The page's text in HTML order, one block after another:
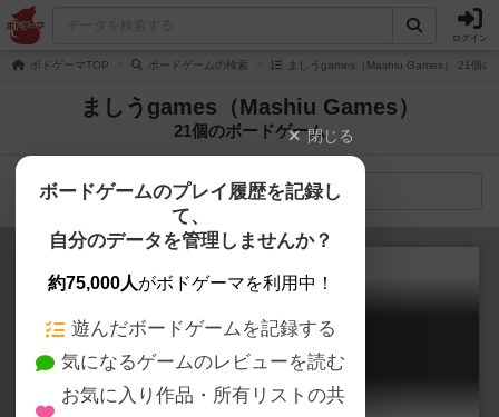
ログイン
ボドゲーマTOP ボードゲームの検索 ましうgames（Mashiu Games） 21個の
ましうgames（Mashiu Games）
21個のボードゲーム
検索メニュー
ナルハヤのつるぎ
Sword of as soon as possible
閉じる
ボードゲームのプレイ履歴を記録し
て、
自分のデータを管理しませんか？
約75,000人がボドゲーマを利用中！
遊んだボードゲームを記録する
気になるゲームのレビューを読む
お気に入り作品・所有リストの共